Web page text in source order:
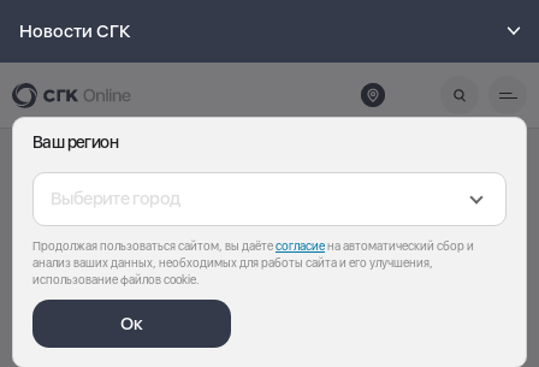
Новости СГК
Ваш регион
Выберите город
Продолжая пользоваться сайтом, вы даётесогласиена автоматический сбор и
анализ ваших данных, необходимых для работы сайта и его улучшения,
использование файлов cookie.
Ок